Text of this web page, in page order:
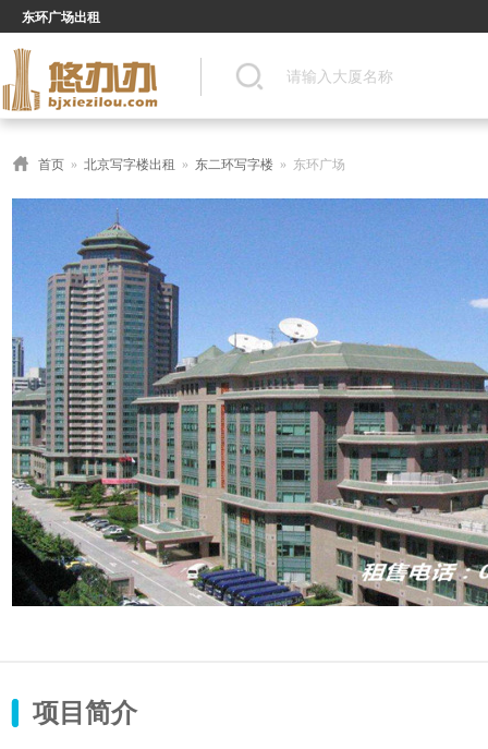
东环广场出租
首页 » 北京写字楼出租 » 东二环写字楼 » 东环广场
项目简介